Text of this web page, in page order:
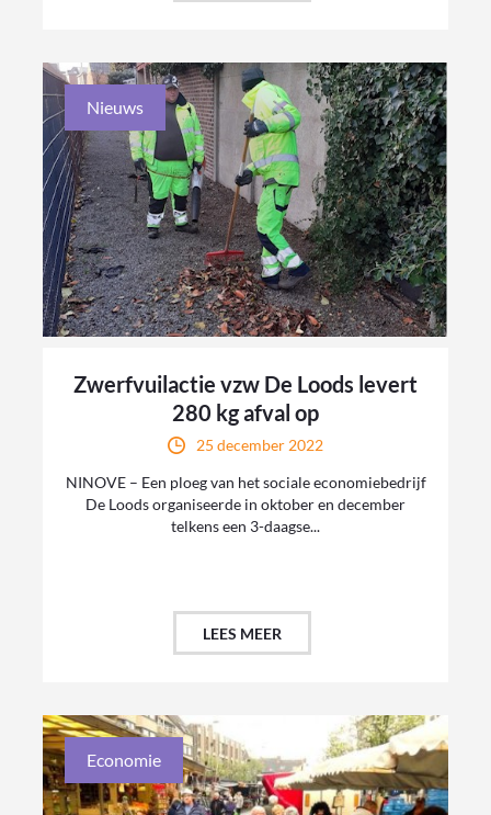
Nieuws
Zwerfvuilactie vzw De Loods levert
280 kg afval op
25 december 2022
NINOVE – Een ploeg van het sociale economiebedrijf
De Loods organiseerde in oktober en december
telkens een 3-daagse...
LEES MEER
Economie